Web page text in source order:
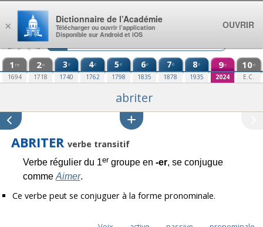
Aller au contenu
1 re
1694
2e
1718
3e
1740
4e
1762
5e
1798
6e
1835
7e
1878
8e
1935
9e
2024
10e
E.C.
abriter
ABRITER verbe transitif
Verbe régulier du 1ergroupe en -er, se conjugue
comme Aimer.
Ce verbe peut se conjuguer à la forme pronominale.
×
Dictionnaire de l’Académie
Télécharger ou ouvrir l’application
Disponible sur Android et iOS
OUVRIR